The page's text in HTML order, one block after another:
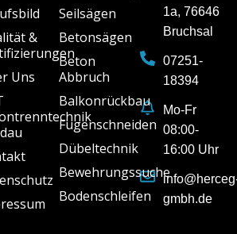
&
Uns
Seilsägen
Betonsägen
Beton
Abbruch
Balkonrückbau
Fugenschneiden
Dübeltechnik
Bewehrungssuche
Bodenschleifen
1a, 76646
Bruchsal
07251-
18394
Mo-Fr
08:00-
16:00 Uhr
gmbh.de